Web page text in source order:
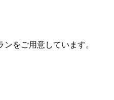
をご用意しています。